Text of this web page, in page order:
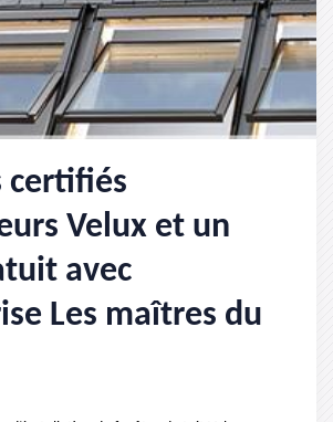
certifiés
Velux et un
avec
Les maîtres du